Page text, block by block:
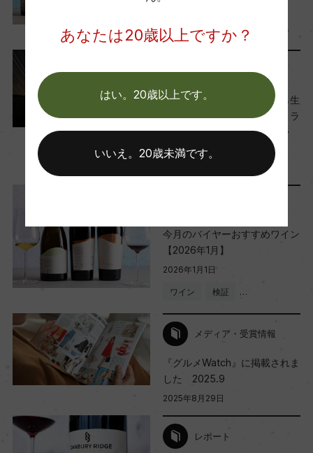
ワイン テイスティング …
リリース情報
ペトリュスと同じ青粘土から生
まれるワイン！「シャトー・ラ
モット・ヴァンサン グラン・
ロシニョール 2020」新発売
今月のバイヤーおすすめワイン
【2026年1月】
2026年1月1日
ワイン 検証 …
メディア・受賞情報
『グルメWatch』に掲載されま
した 2025.9
2025年8月29日
レポート
あなたは20歳以上ですか？
はい。20歳以上です。
いいえ。20歳未満です。